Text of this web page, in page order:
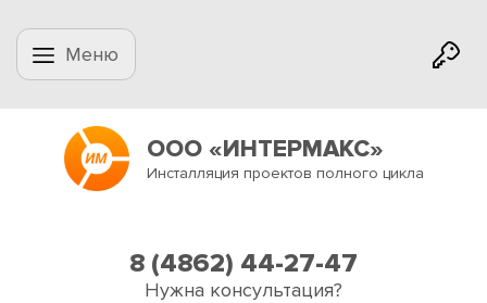
Меню
ООО «ИНТЕРМАКС»
Инсталляция проектов полного цикла
8 (4862) 44-27-47
Нужна консультация?